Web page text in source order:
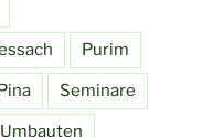
Purim
Seminare
Umbauten